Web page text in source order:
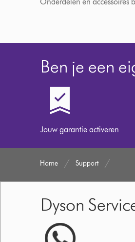
Ben je een
Jouw garantie activeren
Home Support
Dyson